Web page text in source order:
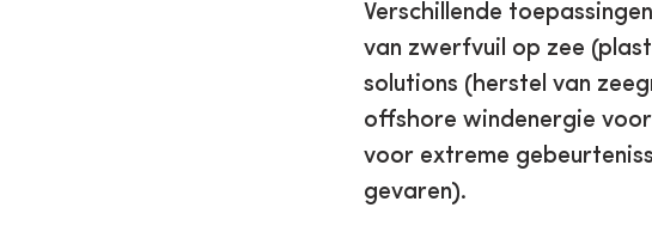
Verschillende
van zwerfvuil op zee
solutions (herstel van
offshore windenergie
voor extreme
gevaren).